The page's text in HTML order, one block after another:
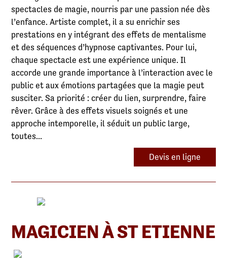
spectacles de magie, nourris par une passion née dès
l’enfance. Artiste complet, il a su enrichir ses
prestations en y intégrant des effets de mentalisme
et des séquences d’hypnose captivantes. Pour lui,
chaque spectacle est une expérience unique. Il
accorde une grande importance à l’interaction avec le
public et aux émotions partagées que la magie peut
susciter. Sa priorité : créer du lien, surprendre, faire
rêver. Grâce à des effets visuels soignés et une
approche intemporelle, il séduit un public large,
toutes...
Devis en ligne
MAGICIEN À ST ETIENNE